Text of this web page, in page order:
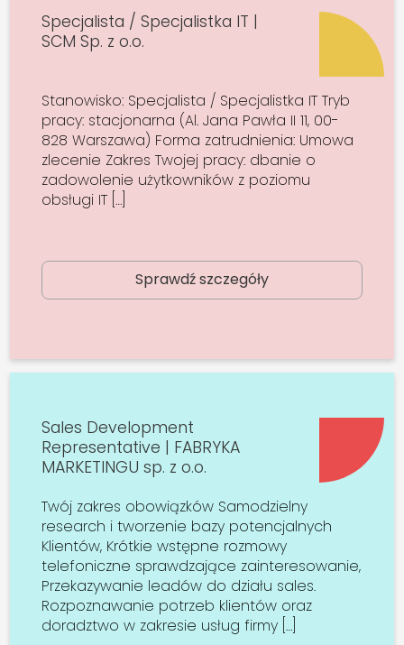
Specjalista / Specjalistka IT |
SCM Sp. z o.o.
Stanowisko: Specjalista / Specjalistka IT Tryb
pracy: stacjonarna (Al. Jana Pawła II 11, 00-
828 Warszawa) Forma zatrudnienia: Umowa
zlecenie Zakres Twojej pracy: dbanie o
zadowolenie użytkowników z poziomu
obsługi IT […]
Sprawdź szczegóły
Sales Development
Representative | FABRYKA
MARKETINGU sp. z o.o.
Twój zakres obowiązków Samodzielny
research i tworzenie bazy potencjalnych
Klientów, Krótkie wstępne rozmowy
telefoniczne sprawdzające zainteresowanie,
Przekazywanie leadów do działu sales.
Rozpoznawanie potrzeb klientów oraz
doradztwo w zakresie usług firmy […]